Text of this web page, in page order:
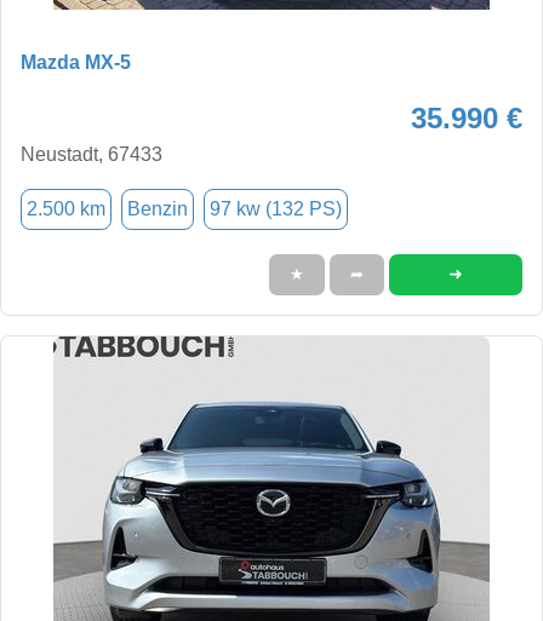
Mazda MX-5
35.990 €
Neustadt, 67433
2.500 km Benzin 97 kw (132 PS)
★ ➦ ➜